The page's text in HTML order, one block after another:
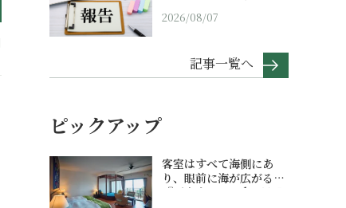
2026/08/07
記事一覧へ
ピックアップ
客室はすべて海側にあ
り、眼前に海が広がる
『西表島ホテル by 星野